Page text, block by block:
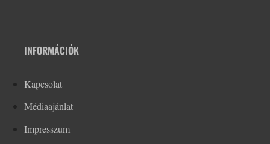
INFORMÁCIÓK
Kapcsolat
Médiaajánlat
Impresszum